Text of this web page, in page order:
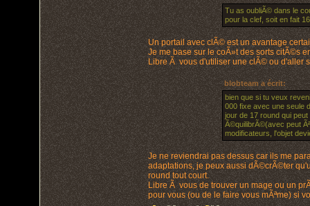
Tu as oubliÃ© dans le
pour la clef, soit en fait
Un portail avec clÃ© est un avantage
Je me base sur le coÃ»t des sorts citÃ©s
Libre Ã vous d'utiliser une clÃ© ou d'aller
blobteam a écrit:
bien que si tu veux
000 fixe avec une seule
jour de 17 round qui
Ã©quilibrÃ©(avec peut
modificateurs, l'objet
Je ne reviendrai pas dessus car ils me
adaptations, je peux aussi dÃ©crÃ©ter
round tout court.
Libre Ã vous de trouver un mage ou un
pour vous (ou de le faire vous mÃªme) si